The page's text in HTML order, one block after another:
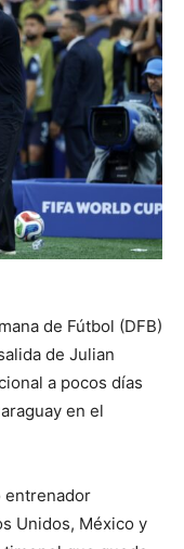
de Fútbol (DFB)
de Julian
a pocos días
en el
entrenador
Unidos, México y